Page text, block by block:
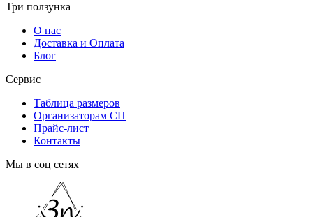
Три ползунка
О нас
Доставка и Оплата
Блог
Сервис
Таблица размеров
Организаторам СП
Прайс-лист
Контакты
Мы в соц сетях